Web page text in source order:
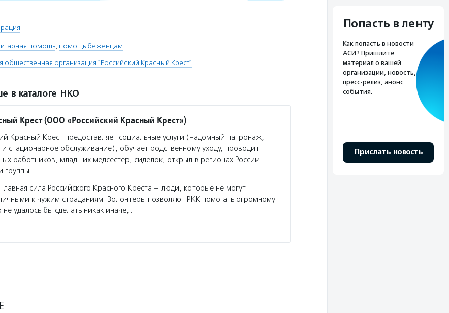
помощь, помощь беженцам
организация "Российский Красный Крест"
в каталоге НКО
Крест (ООО «Российский Красный Крест»)
Красный Крест предоставляет социальные услуги (надомный патронаж,
и стационарное обслуживание), обучает родственному уходу, проводит
работников, младших медсестер, сиделок, открыл в регионах России
группы…
Главная сила Российского Красного Креста – люди, которые не могут
к чужим страданиям. Волонтеры позволяют РКК помогать огромному
удалось бы сделать никак иначе,…
Попасть в ленту
Как попасть в новости
АСИ? Пришлите
материал о вашей
организации, новость,
пресс-релиз, анонс
события.
Прислать новость